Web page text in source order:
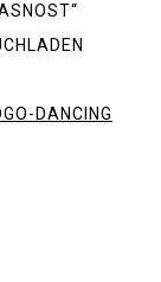
DANCING